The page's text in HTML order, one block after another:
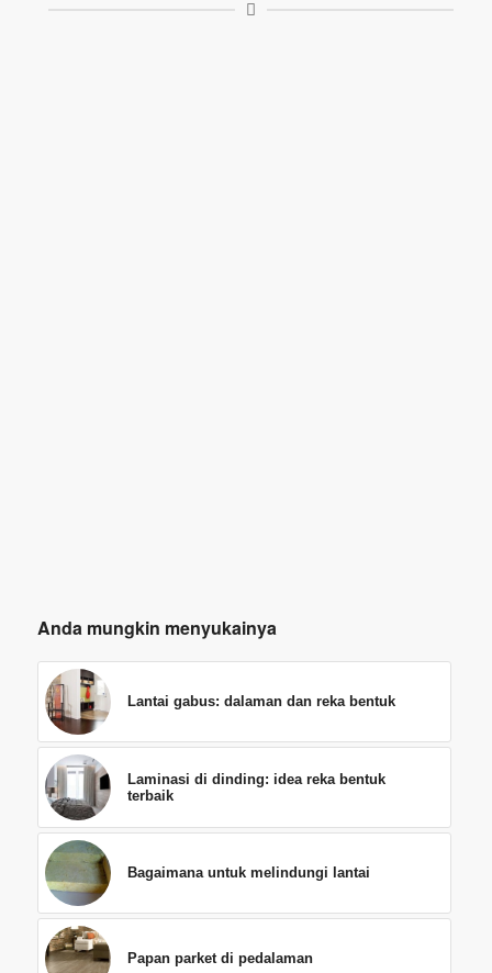
Anda mungkin menyukainya
Lantai gabus: dalaman dan reka bentuk
Laminasi di dinding: idea reka bentuk
terbaik
Bagaimana untuk melindungi lantai
Papan parket di pedalaman